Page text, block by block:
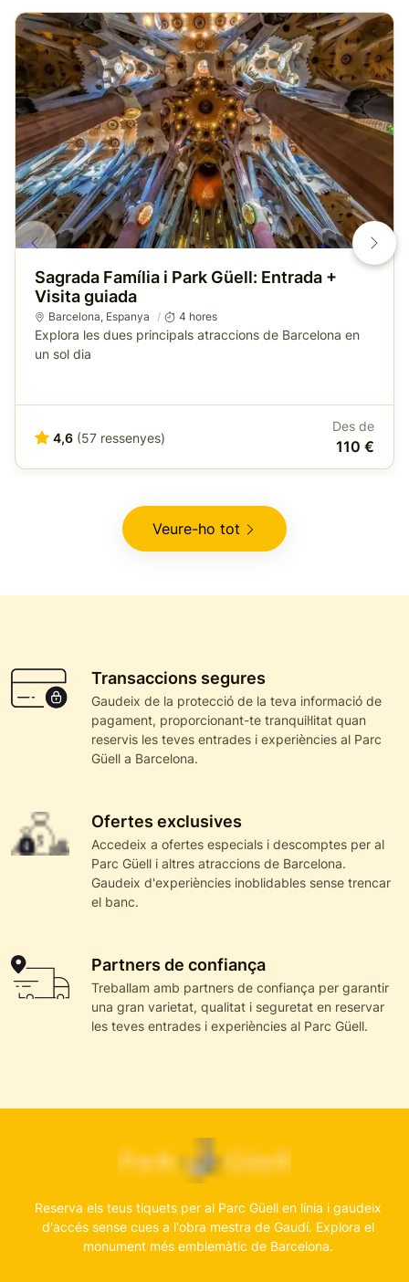
Sagrada Família i Park Güell: Entrada +
Visita guiada
Barcelona, Espanya 4 hores
Explora les dues principals atraccions de Barcelona en
un sol dia
4,6 (57 ressenyes)
Des de
110 €
Veure-ho tot
Transaccions segures
Gaudeix de la protecció de la teva informació de
pagament, proporcionant-te tranquil·litat quan
reservis les teves entrades i experiències al Parc
Güell a Barcelona.
Ofertes exclusives
Accedeix a ofertes especials i descomptes per al
Parc Güell i altres atraccions de Barcelona.
Gaudeix d'experiències inoblidables sense trencar
el banc.
Partners de confiança
Treballam amb partners de confiança per garantir
una gran varietat, qualitat i seguretat en reservar
les teves entrades i experiències al Parc Güell.
Reserva els teus tiquets per al Parc Güell en línia i gaudeix
d'accés sense cues a l'obra mestra de Gaudí. Explora el
monument més emblemàtic de Barcelona.